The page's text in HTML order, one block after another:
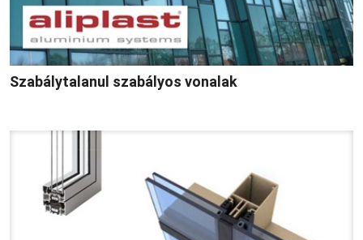
Szabálytalanul szabályos vonalak